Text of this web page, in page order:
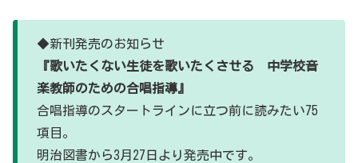
◆新刊発売のお知らせ
『歌いたくない生徒を歌いたくさせる 中学校音
楽教師のための合唱指導』
合唱指導のスタートラインに立つ前に読みたい75
項目。
明治図書から3月27日より発売中です。